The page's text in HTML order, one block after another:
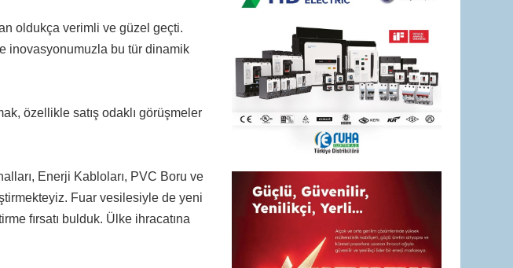
oldukça verimli ve güzel geçti.
inovasyonumuzla bu tür dinamik
özellikle satış odaklı görüşmeler
Enerji Kabloları, PVC Boru ve
Fuar vesilesiyle de yeni
fırsatı bulduk. Ülke ihracatına